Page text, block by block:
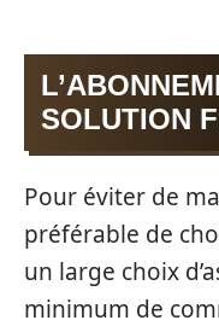
SOLUTION
Pour éviter de
préférable de
un large choix
minimum de